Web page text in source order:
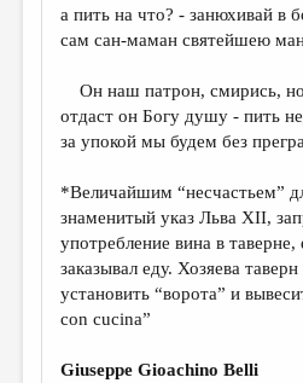
РЕДКОЛЛЕГИЯ
МАЛАЯ ПРОЗА
ЭССЕИСТИКА
ЛИТЕРАТУРОВЕДЕНИЕ
КУЛЬТУРОВЕДЕНИЕ
ПУБЛИЦИСТИКА
РЕЦЕНЗИРОВАНИЕ
а пить на что? - занюхивай в
сам сан-маман святейшею
Он наш патрон, смирись, но
отдаст он Богу душу - пить
за упокой мы будем без
*Величайшим “несчастьем”
знаменитый указ Льва XII,
употребление вина в таверне,
заказывал еду. Хозяева
установить “ворота” и
con cucina”
Giuseppe Gioachino Belli